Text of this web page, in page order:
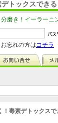
トックスでき
磨き！イーラーニ
忘れの方はコチラ
毒素デトックス